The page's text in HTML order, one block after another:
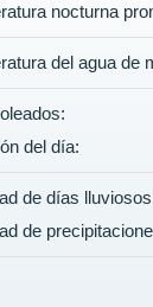
nocturna
del agua de
del día:
de días
de